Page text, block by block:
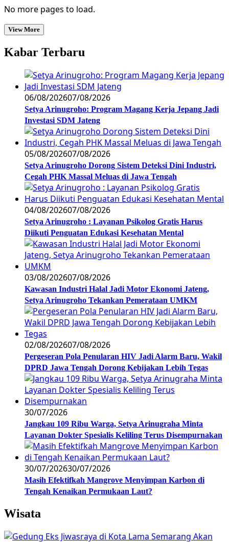
No more pages to load.
View More
Kabar Terbaru
06/08/202607/08/2026
Setya Arinugroho: Program Magang Kerja Jepang Jadi
Investasi SDM Jateng
05/08/202607/08/2026
Setya Arinugroho Dorong Sistem Deteksi Dini Industri,
Cegah PHK Massal Meluas di Jawa Tengah
04/08/202607/08/2026
Setya Arinugroho : Layanan Psikolog Gratis Harus
Diikuti Penguatan Edukasi Kesehatan Mental
03/08/202607/08/2026
Kawasan Industri Halal Jadi Motor Ekonomi Jateng,
Setya Arinugroho Tekankan Pemerataan UMKM
02/08/202607/08/2026
Pergeseran Pola Penularan HIV Jadi Alarm Baru, Wakil
DPRD Jawa Tengah Dorong Kebijakan Lebih Tegas
30/07/2026
Jangkau 109 Ribu Warga, Setya Arinugraha Minta
Layanan Dokter Spesialis Keliling Terus Disempurnakan
30/07/202630/07/2026
Masih Efektifkah Mangrove Menyimpan Karbon di
Tengah Kenaikan Permukaan Laut?
Wisata